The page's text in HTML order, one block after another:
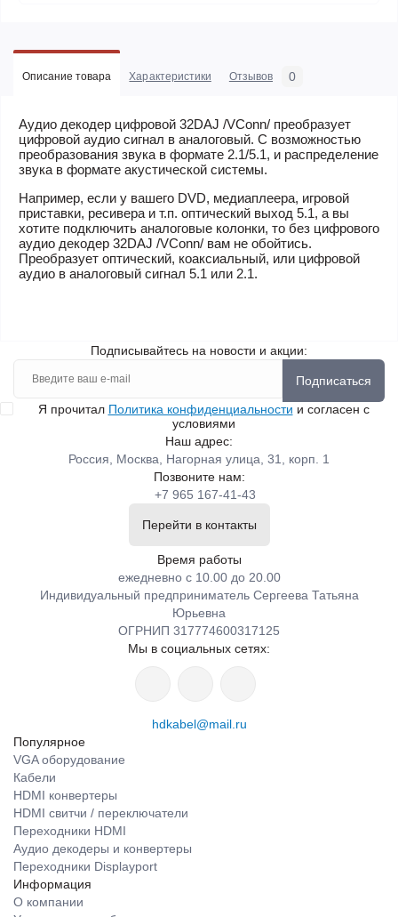
Описание товара Характеристики Отзывов 0
Аудио декодер цифровой 32DAJ /VConn/ преобразует
цифровой аудио сигнал в аналоговый. С возможностью
преобразования звука в формате 2.1/5.1, и распределение
звука в формате акустической системы.
Например, если у вашего DVD, медиаплеера, игровой
приставки, ресивера и т.п. оптический выход 5.1, а вы
хотите подключить аналоговые колонки, то без цифрового
аудио декодер 32DAJ /VConn/ вам не обойтись.
Преобразует оптический, коаксиальный, или цифровой
аудио в аналоговый сигнал 5.1 или 2.1.
Подписывайтесь на новости и акции:
Подписаться
Я прочитал Политика конфиденциальности и согласен с
условиями
Наш адрес:
Россия, Москва, Нагорная улица, 31, корп. 1
Позвоните нам:
+7 965 167-41-43
Перейти в контакты
Время работы
ежедневно с 10.00 до 20.00
Индивидуальный предприниматель Сергеева Татьяна
Юрьевна
ОГРНИП 317774600317125
Мы в социальных сетях:
hdkabel@mail.ru
Популярное
VGA оборудование
Кабели
HDMI конвертеры
HDMI свитчи / переключатели
Переходники HDMI
Аудио декодеры и конвертеры
Переходники Displayport
Информация
О компании